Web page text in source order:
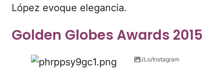
López evoque elegancia.
Golden Globes Awards 2015
JLo/Instagram